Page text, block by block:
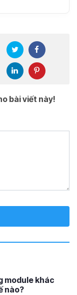
bài viết này!
module khác
nào?